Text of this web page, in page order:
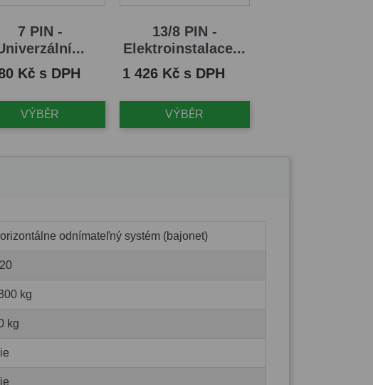
7 PIN -
Kč s DPH
VÝBĚR
13/8 PIN -
Elektroinstalace...
Cena
1 426 Kč s DPH
VÝBĚR
odnímateľný systém (bajonet)
kg
kg